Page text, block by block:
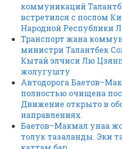
коммуникаций
встретился с послом
Народной Республики
Транспорт жана
министри Талантбек
Кытай элчиси Лю
жолугушту
Автодорога
полностью очищена
Движение открыто в
направлениях
Баетов–Макмал унаа
толук тазаланды. Эки